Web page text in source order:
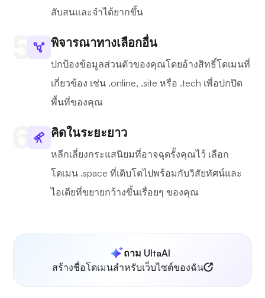
สับสนและจำได้ยากขึ้น
พิจารณาทางเลือกอื่น
ปกป้องข้อมูลส่วนตัวของคุณโดยอ้างสิทธิ์โดเมนที่
เกี่ยวข้อง เช่น .online, .site หรือ .tech เพื่อปกปิด
พื้นที่ของคุณ
คิดในระยะยาว
หลีกเลี่ยงกระแสนิยมที่อาจฉุดรั้งคุณไว้ เลือก
โดเมน .space ที่เติบโตไปพร้อมกับวิสัยทัศน์และ
ไอเดียที่ขยายกว้างขึ้นเรื่อยๆ ของคุณ
ถาม UltaAI
สร้างชื่อโดเมนสำหรับเว็บไซต์ของฉัน